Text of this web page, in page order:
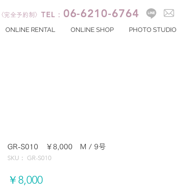
〈完全予約制〉 TEL： 06-6210-6764
ONLINE RENTAL ONLINE SHOP PHOTO STUDIO
GR-S010 ￥8,000 M / 9号
SKU： GR-S010
￥8,000価